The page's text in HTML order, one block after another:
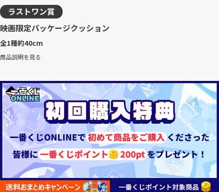
ラストワン賞
映画限定パッケージクッション
全1種約40cm
商品説明を見る